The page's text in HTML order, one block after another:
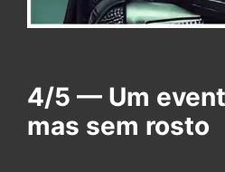
4/5 — Um
mas sem rosto